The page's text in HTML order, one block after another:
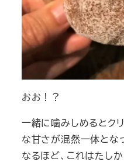
おお！？
一緒に噛みしめるとク
な甘さが混然一体とな
なるほど、これはたし